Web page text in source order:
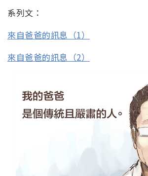
系列文：
來自爸爸的訊息（1）
來自爸爸的訊息（2）